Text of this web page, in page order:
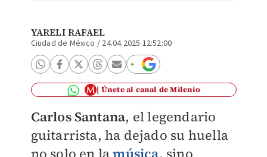
YARELI RAFAEL
Ciudad de México / 24.04.2025 12:52:00
Únete al canal de Milenio
Carlos Santana, el legendario
guitarrista, ha dejado su huella
no solo en lamúsica, sino